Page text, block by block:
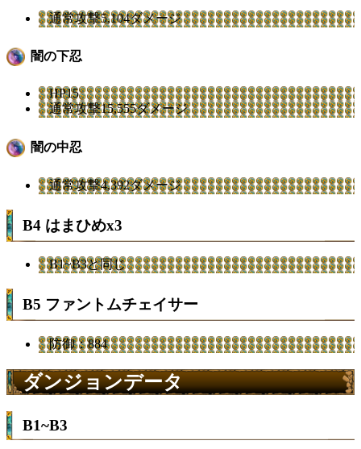
通常攻撃5,104ダメージ
闇の下忍
HP15
通常攻撃15,555ダメージ
闇の中忍
通常攻撃4,392ダメージ
B4 はまひめx3
B1~B3と同じ
B5 ファントムチェイサー
防御：884
ダンジョンデータ
B1~B3